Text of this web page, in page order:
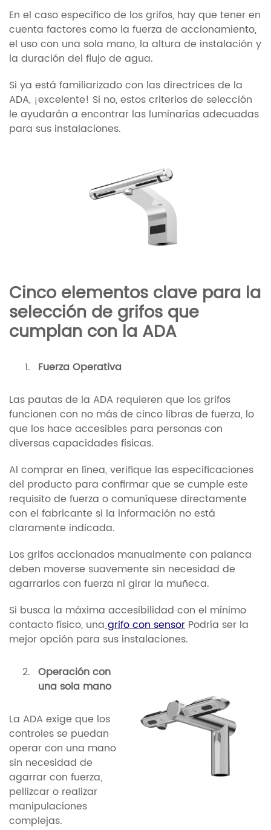
En el caso específico de los grifos, hay que tener en
cuenta factores como la fuerza de accionamiento,
el uso con una sola mano, la altura de instalación y
la duración del flujo de agua.
Si ya está familiarizado con las directrices de la
ADA, ¡excelente! Si no, estos criterios de selección
le ayudarán a encontrar las luminarias adecuadas
para sus instalaciones.
Cinco elementos clave para la
selección de grifos que
cumplan con la ADA
Fuerza Operativa
Las pautas de la ADA requieren que los grifos
funcionen con no más de cinco libras de fuerza, lo
que los hace accesibles para personas con
diversas capacidades físicas.
Al comprar en línea, verifique las especificaciones
del producto para confirmar que se cumple este
requisito de fuerza o comuníquese directamente
con el fabricante si la información no está
claramente indicada.
Los grifos accionados manualmente con palanca
deben moverse suavemente sin necesidad de
agarrarlos con fuerza ni girar la muñeca.
Si busca la máxima accesibilidad con el mínimo
contacto físico, unagrifo con sensor Podría ser la
mejor opción para sus instalaciones.
Operación con
una sola mano
La ADA exige que los
controles se puedan
operar con una mano
sin necesidad de
agarrar con fuerza,
pellizcar o realizar
manipulaciones
complejas.